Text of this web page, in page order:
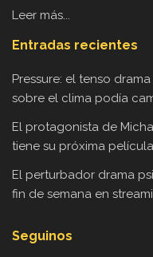
Leer más...
Entradas recientes
Pressure: el tenso
sobre el clima podía
El protagonista de
tiene su próxima película
El perturbador drama
fin de semana en
Seguinos